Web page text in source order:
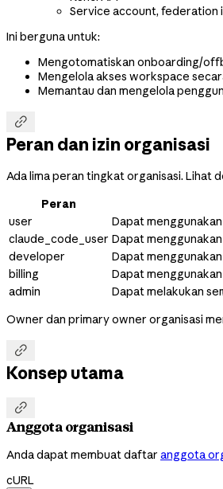
Service account, federation
Ini berguna untuk:
Mengotomatiskan onboarding/
Mengelola akses workspace
Memantau dan mengelola

Peran dan izin organisasi
Ada lima peran tingkat organisasi. Lihat
Peran
user
Dapat
claude_code_user Dapat
developer
Dapat
billing
Dapat
admin
Dapat melakukan
Owner dan primary owner organisasi

Konsep utama

Anggota organisasi
Anda dapat membuat daftar anggota
cURL